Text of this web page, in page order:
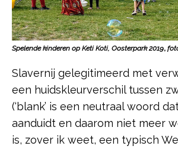
Spelende kinderen op Keti Koti, Oosterpark 2019,
Slavernij gelegitimeerd met
een huidskleurverschil tussen
(‘blank’ is een neutraal woord
aanduidt en daarom niet meer
is, zover ik weet, een typisch